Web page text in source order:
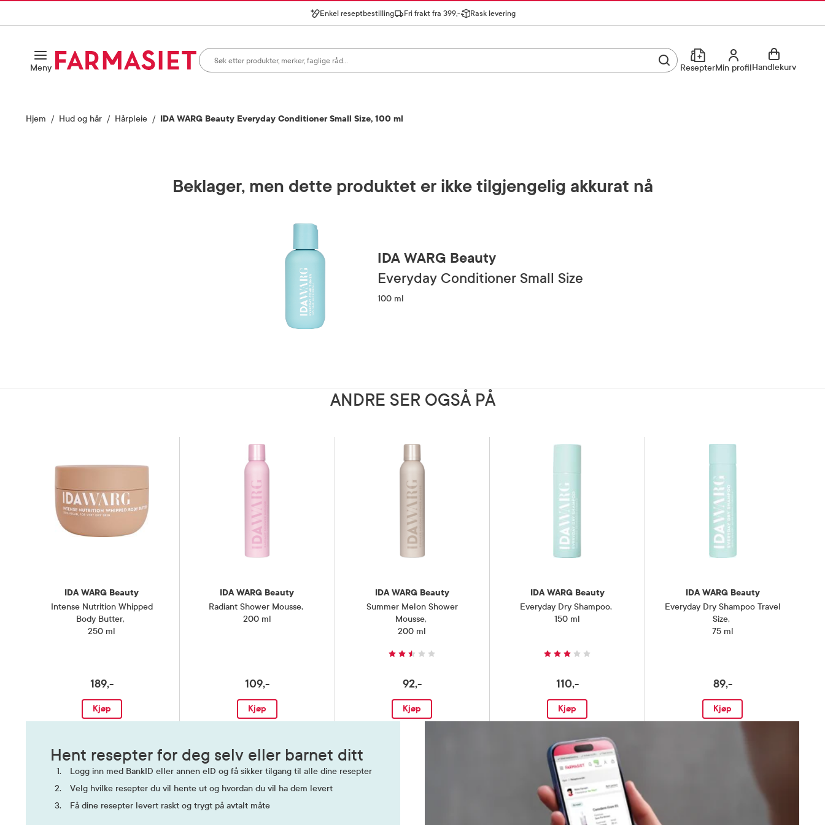
Enkel reseptbestilling Fri frakt fra 399,- Rask levering
INNHOLD
MenyÅpne
Søk i apotek
Utfør søkResepterMin profilMin profilHandlekurv
Hjem Hud og hår Hårpleie IDA WARG Beauty Everyday Conditioner Small Size, 100 ml
Beklager, men dette produktet er ikke tilgjengelig akkurat nå
IDA WARG Beauty
Everyday Conditioner Small Size
100 ml
ANDRE SER OGSÅ PÅ
IDA WARG Beauty
Intense Nutrition Whipped
Body Butter,
250 ml
189,-
Kjøp
IDA WARG Beauty
Radiant Shower Mousse,
200 ml
109,-
Kjøp
IDA WARG Beauty
Summer Melon Shower
Mousse,
200 ml
92,-
Kjøp
IDA WARG Beauty
Everyday Dry Shampoo,
150 ml
110,-
Kjøp
IDA WARG Beauty
Everyday Dry Shampoo Travel
Size,
75 ml
89,-
Kjøp
Hent resepter for deg selv eller barnet ditt
Logg inn med BankID eller annen eID og få sikker tilgang til alle dine resepter
Velg hvilke resepter du vil hente ut og hvordan du vil ha dem levert
Få dine resepter levert raskt og trygt på avtalt måte